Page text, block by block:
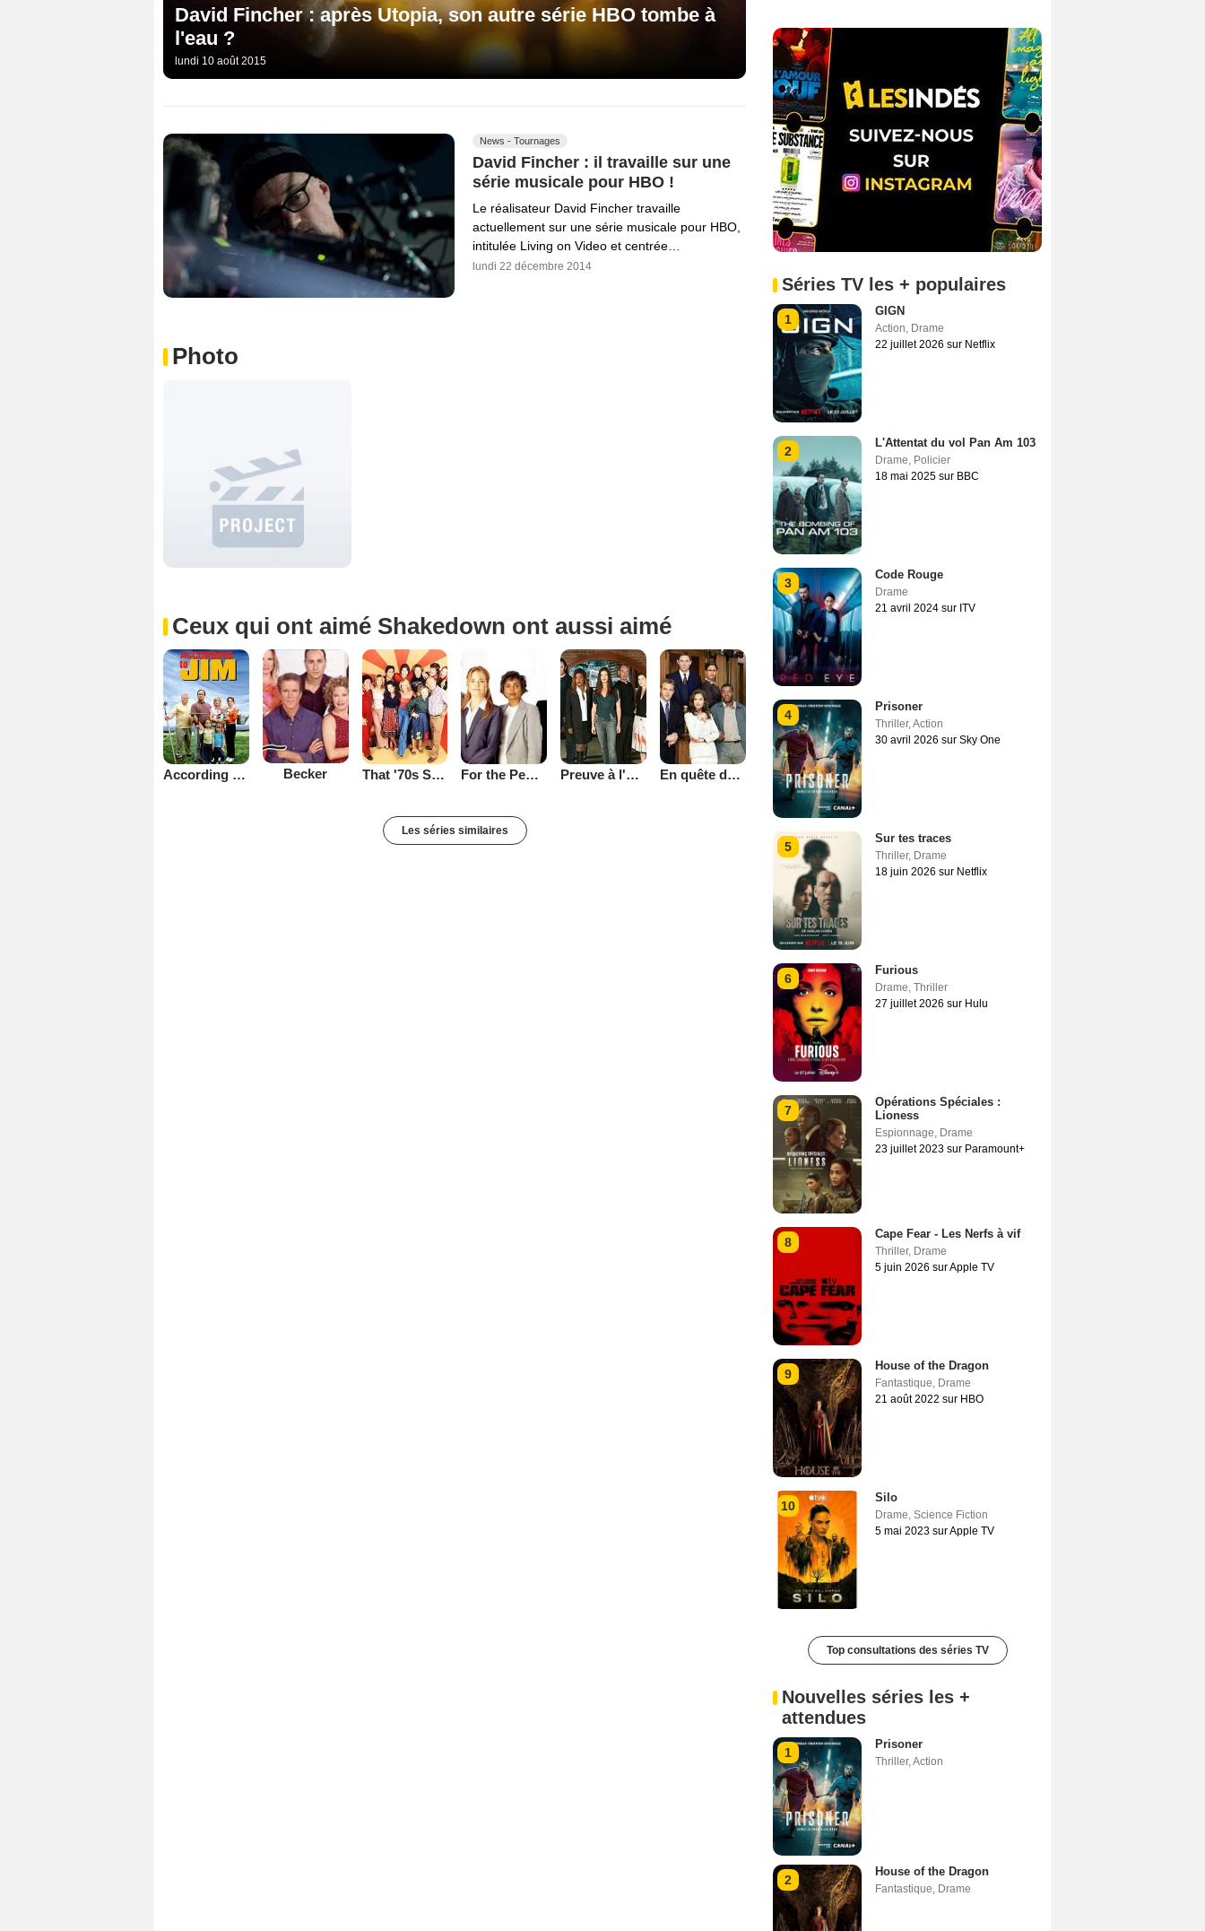
David Fincher : après Utopia, son autre série HBO tombe à
l'eau ?
lundi 10 août 2015
News - Tournages
David Fincher : il travaille sur une
série musicale pour HBO !
Le réalisateur David Fincher travaille
actuellement sur une série musicale pour HBO,
intitulée Living on Video et centrée…
lundi 22 décembre 2014
Photo
Ceux qui ont aimé Shakedown ont aussi aimé
According to Jim Becker That '70s Show For the People (2002) Preuve à l'appui En quête de justice
Les séries similaires
Séries TV les + populaires
1
GIGN
Action, Drame
22 juillet 2026 sur Netflix
2
L'Attentat du vol Pan Am 103
Drame, Policier
18 mai 2025 sur BBC
3
Code Rouge
Drame
21 avril 2024 sur ITV
4
Prisoner
Thriller,Action
30 avril 2026 sur Sky One
5
Sur tes traces
Thriller, Drame
18 juin 2026 sur Netflix
6
Furious
Drame, Thriller
27 juillet 2026 sur Hulu
7
Opérations Spéciales :
Lioness
Espionnage, Drame
23 juillet 2023 sur Paramount+
8
Cape Fear - Les Nerfs à vif
Thriller, Drame
5 juin 2026 sur Apple TV
9
House of the Dragon
Fantastique, Drame
21 août 2022 sur HBO
10
Silo
Drame, Science Fiction
5 mai 2023 sur Apple TV
Top consultations des séries TV
Nouvelles séries les +
attendues
1
Prisoner
Thriller,Action
2
House of the Dragon
Fantastique, Drame